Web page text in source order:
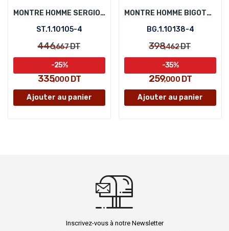
MONTRE HOMME SERGIO TACCHINI ST.1.10105-4
ST.1.10105-4
446,667DT
335,000DT
-25%
Ajouter au panier
MONTRE HOMME BIGOTTI BG.1.10138-4
BG.1.10138-4
398,462DT
259,000DT
-35%
Ajouter au panier
Inscrivez-vous à notre Newsletter